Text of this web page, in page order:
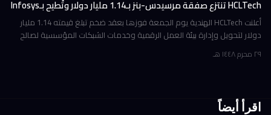
HCLTech تنتزع صفقة مرسيدس-بنز بـ1.14 مليار دولار وتُطيح بـInfosys
أعلنت HCLTech الهندية يوم الجمعة فوزها بعقد ضخم تبلغ قيمته 1.14 مليار
دولار لتحويل وإدارة بيئة العمل الرقمية وخدمات الشبكات المؤسسية لصالح
٢٩ محرم ١٤٤٨ هـ
اقرأ أيضاً